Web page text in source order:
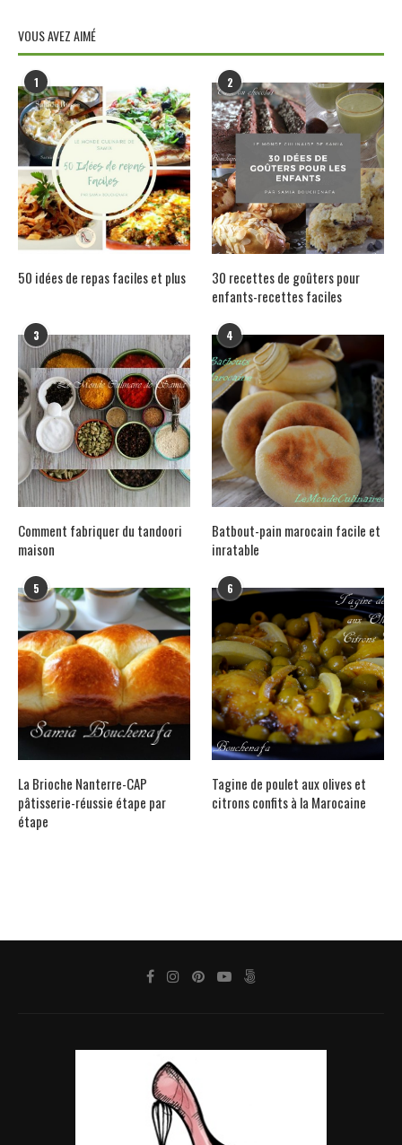
VOUS AVEZ AIMÉ
1
50 idées de repas faciles et plus
2
30 recettes de goûters pour
enfants-recettes faciles
3
Comment fabriquer du tandoori
maison
4
Batbout-pain marocain facile et
inratable
5
La Brioche Nanterre-CAP
pâtisserie-réussie étape par
étape
6
Tagine de poulet aux olives et
citrons confits à la Marocaine